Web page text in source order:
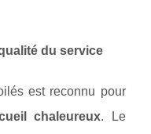
du service
est reconnu pour
chaleureux. Le